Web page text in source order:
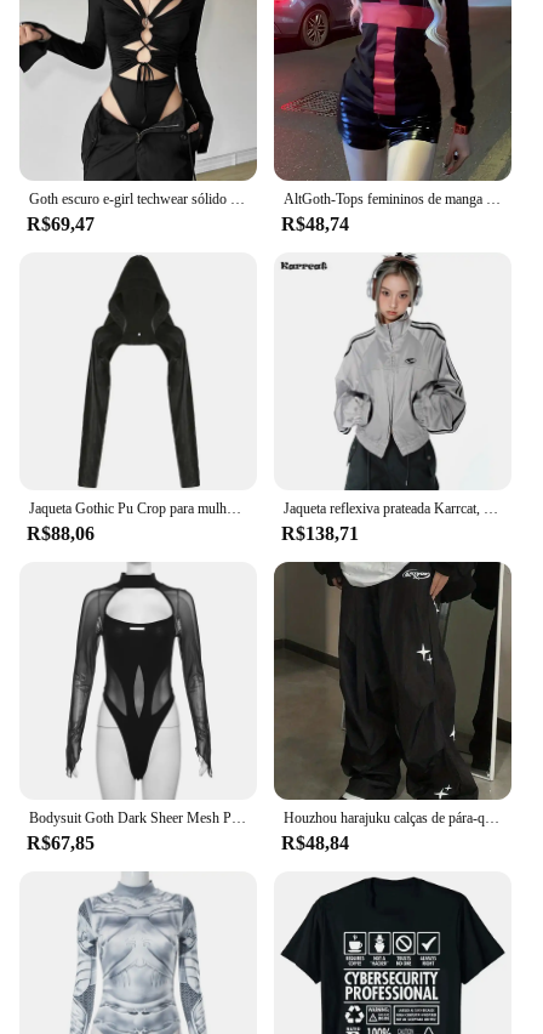
dançarino is sure to delight and inspire.
Goth escuro e-girl techwear sólido oco para fora manga longa magro bodysuits cyber y2k com decote em v topos feminino gótico bodysuit streetwear
R$69,47
AltGoth-Tops femininos de manga comprida de gola alta, t-shirt gótica escura, Emo Alternative Cyber Punk Streetwear, T estampado da Cruz Vermelha, Y2K
R$48,74
Jaqueta Gothic Pu Crop para mulheres, manga comprida, casacos com capuz, alternativa emo, cibernética, streetwear punk, shopping Y2K, estética, Harajuku, 2024
R$88,06
Jaqueta reflexiva prateada Karrcat, Cyber Y2K, vintage Techwear, estética grunge, casaco de zíper duplo, streetwear esportivo estilo coreano
R$138,71
Bodysuit Goth Dark Sheer Mesh Patchwork para mulheres, camisetas de motociclista, bodysuit de manga longa, bodycon gótico, punk, cyber, Y2K, oco
R$67,85
Houzhou harajuku calças de pára-quedas mulheres oversized cyber y2k hip hop perna larga carga calças baggy preto corredores coreano streetwear
R$48,84